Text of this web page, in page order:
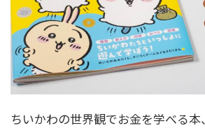
ちいかわの世界観でお金を学べる本、